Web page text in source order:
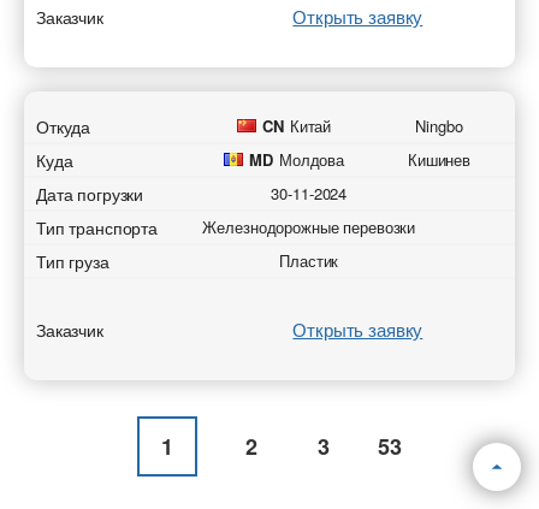
Заказчик Открыть заявку
Откуда CN Китай Ningbo
Куда MD Молдова Кишинев
Дата погрузки 30-11-2024
Тип транспорта Железнодорожные перевозки
Тип груза Пластик
Заказчик Открыть заявку
1 2 3 53